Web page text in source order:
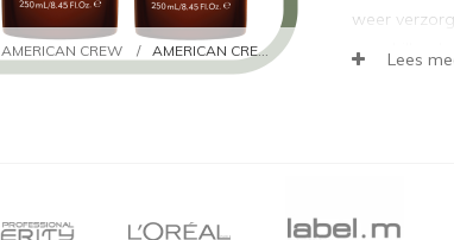
AMERICAN CREW / AMERICAN CREW SHAMPOO
weer
Lees